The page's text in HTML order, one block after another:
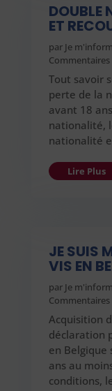
DOUBLE
ET
par Je
Commentaires
Tout savoir
perte de la
avant 18
nationalité,
nationalité
Lire Plus
JE SUIS
VIS EN
par Je
Commentaires
Acquisition
déclaration
en Belgique
ans au
conditions,